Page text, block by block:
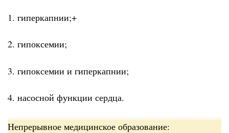
1. гиперкапнии;+
2. гипоксемии;
3. гипоксемии и гиперкапнии;
4. насосной функции сердца.
Непрерывное медицинское образование: